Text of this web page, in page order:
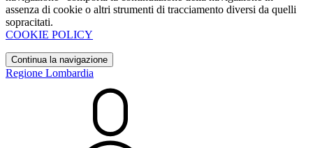
assenza di cookie o altri strumenti di tracciamento diversi da quelli
sopracitati.
COOKIE POLICY
Continua la navigazione
Regione Lombardia